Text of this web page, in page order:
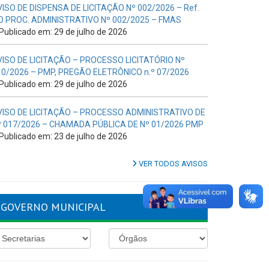
DE DISPENSA DE LICITAÇÃO Nº 002/2026 – Ref.
PROC. ADMINISTRATIVO Nº 002/2025 – FMAS
Publicado em: 29 de julho de 2026
DE LICITAÇÃO – PROCESSO LICITATÓRIO Nº
2026 – PMP, PREGÃO ELETRÔNICO n.º 07/2026
Publicado em: 29 de julho de 2026
DE LICITAÇÃO – PROCESSO ADMINISTRATIVO DE
017/2026 – CHAMADA PÚBLICA DE Nº 01/2026 PMP
Publicado em: 23 de julho de 2026
VER TODOS AVISOS
GOVERNO MUNICIPAL